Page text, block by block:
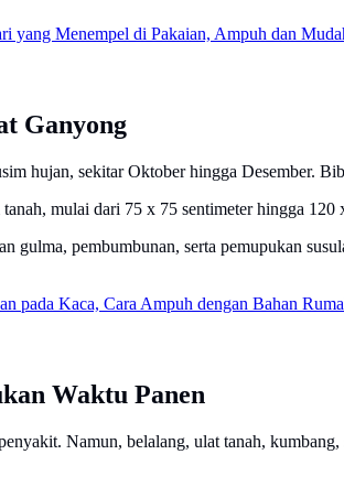
yang Menempel di Pakaian, Ampuh dan
Ganyong
hujan, sekitar Oktober hingga Desember.
mulai dari 75 x 75 sentimeter hingga
gulma, pembumbunan, serta pemupukan
pada Kaca, Cara Ampuh dengan Bahan
Waktu Panen
Namun, belalang, ulat tanah,